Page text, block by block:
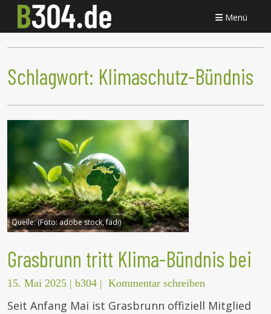
Menü
Schlagwort: Klimaschutz-Bündnis
Quelle:(Foto: adobe stock, fadi)
Grasbrunn tritt Klima-Bündnis bei
15. Mai 2025 | b304 | Kommentar schreiben
Seit Anfang Mai ist Grasbrunn offiziell Mitglied